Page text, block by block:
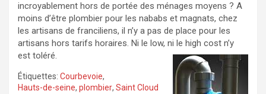
incroyablement hors de portée des ménages moyens ? A
moins d’être plombier pour les nababs et magnats, chez
les artisans de franciliens, il n’y a pas de place pour les
artisans hors tarifs horaires. Ni le low, ni le high cost n’y
est toléré.
Étiquettes: Courbevoie,
Hauts-de-seine, plombier, Saint Cloud